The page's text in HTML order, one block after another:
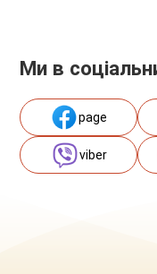
Ми в
page
viber